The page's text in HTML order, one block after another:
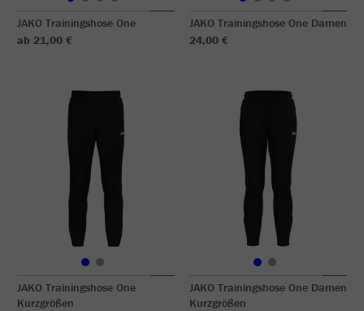
JAKO Trainingshose One
ab 21,00 €
JAKO Trainingshose One Damen
24,00 €
JAKO Trainingshose One
Kurzgrößen
JAKO Trainingshose One Damen
Kurzgrößen